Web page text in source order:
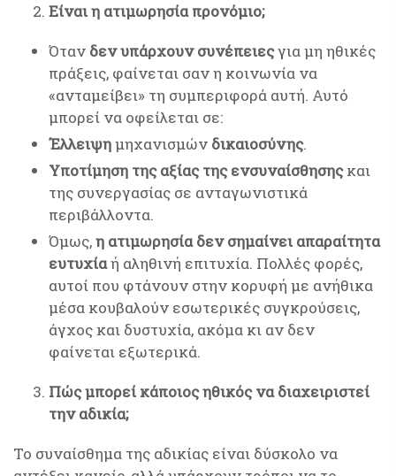
Είναι η ατιμωρησία προνόμιο;
Όταν δεν υπάρχουν συνέπειεςγια μη ηθικές
πράξεις, φαίνεται σαν η κοινωνία να
«ανταμείβει» τη συμπεριφορά αυτή. Αυτό
μπορεί να οφείλεται σε:
Έλλειψημηχανισμών δικαιοσύνης.
Υποτίμηση της αξίας της ενσυναίσθησηςκαι
της συνεργασίας σε ανταγωνιστικά
περιβάλλοντα.
Όμως,η ατιμωρησία δεν σημαίνει απαραίτητα
ευτυχίαή αληθινή επιτυχία. Πολλές φορές,
αυτοί που φτάνουν στην κορυφή με ανήθικα
μέσα κουβαλούν εσωτερικές συγκρούσεις,
άγχος και δυστυχία, ακόμα κι αν δεν
φαίνεται εξωτερικά.
Πώς μπορεί κάποιος ηθικός να διαχειριστεί
την αδικία;
Το συναίσθημα της αδικίας είναι δύσκολο να